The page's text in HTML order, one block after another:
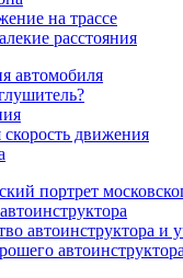
на трассе
расстояния
автомобиля
движения
портрет
автоинструктора и
автоинструктора